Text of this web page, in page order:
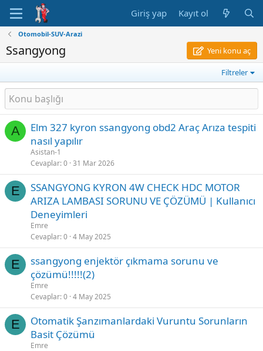
Giriş yap Kayıt ol
Otomobil-SUV-Arazi
Ssangyong Yeni konu aç
Filtreler
A
Elm 327 kyron ssangyong obd2 Araç Arıza tespiti
nasıl yapılır
Asistan-1
Cevaplar 0 31 Mar 2026
E
SSANGYONG KYRON 4W CHECK HDC MOTOR
ARIZA LAMBASI SORUNU VE ÇÖZÜMÜ | Kullanıcı
Deneyimleri
Emre
Cevaplar 0 4 May 2025
E
ssangyong enjektör çıkmama sorunu ve
çözümü!!!!!(2)
Emre
Cevaplar 0 4 May 2025
E
Otomatik Şanzımanlardaki Vuruntu Sorunların
Basit Çözümü
Emre